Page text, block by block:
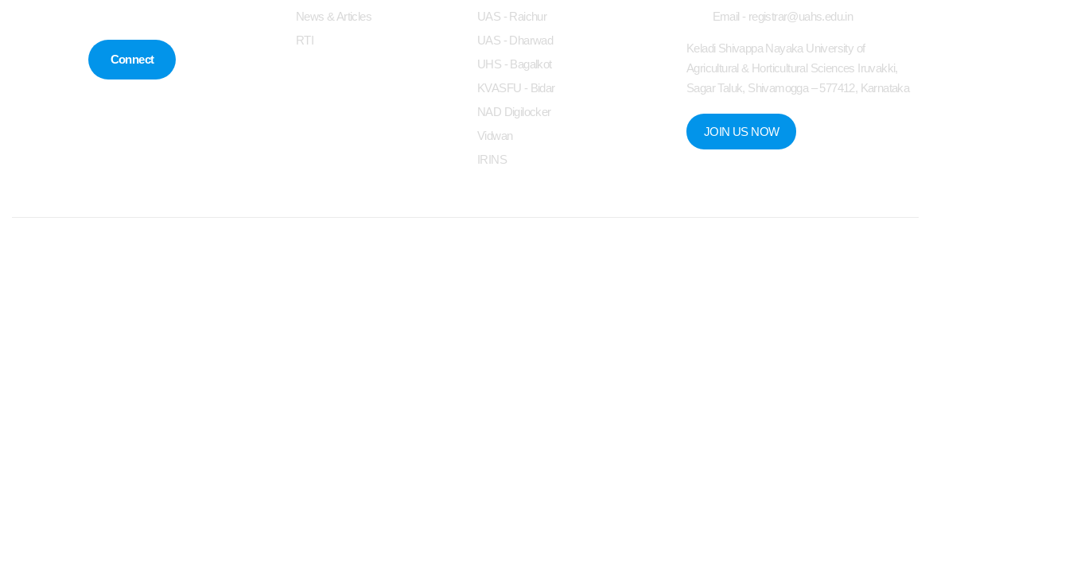
Connect
News & Articles
RTI
UAS - Raichur
UAS - Dharwad
UHS - Bagalkot
KVASFU - Bidar
NAD Digilocker
Vidwan
IRINS
Email - registrar@uahs.edu.in
Keladi Shivappa Nayaka University of
Agricultural & Horticultural Sciences Iruvakki,
Sagar Taluk, Shivamogga – 577412, Karnataka
JOIN US NOW